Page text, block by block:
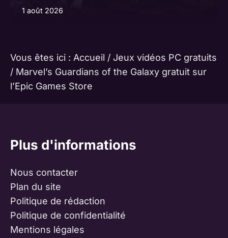
1 août 2026
Vous êtes ici : Accueil / Jeux vidéos PC gratuits
/ Marvel’s Guardians of the Galaxy gratuit sur
l’Epic Games Store
Plus d'informations
Nous contacter
Plan du site
Politique de rédaction
Politique de confidentialité
Mentions légales